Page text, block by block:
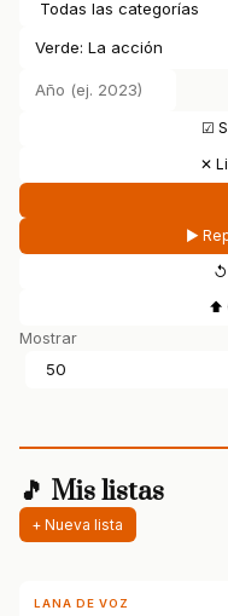
☑
✕
▶
↺
⬆
Mostrar
🎵 Mis listas
+ Nueva lista
LANA DE VOZ